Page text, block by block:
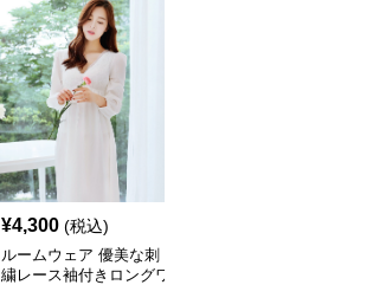
¥4,300 (税込)
ルームウェア 優美な刺
繍レース袖付きロングワ